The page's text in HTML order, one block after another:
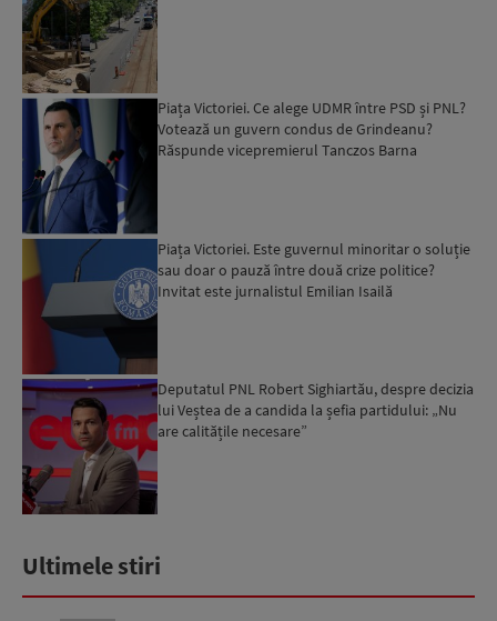
Piața Victoriei. Ce alege UDMR între PSD și PNL?
Votează un guvern condus de Grindeanu?
Răspunde vicepremierul Tanczos Barna
Piața Victoriei. Este guvernul minoritar o soluție
sau doar o pauză între două crize politice?
Invitat este jurnalistul Emilian Isailă
Deputatul PNL Robert Sighiartău, despre decizia
lui Veștea de a candida la șefia partidului: „Nu
are calitățile necesare”
Ultimele stiri